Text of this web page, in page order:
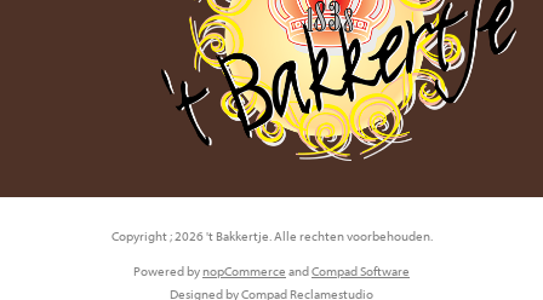
Copyright ; 2026 't Bakkertje. Alle rechten voorbehouden.
Powered bynopCommerce andCompad Software
Designed byCompad Reclamestudio